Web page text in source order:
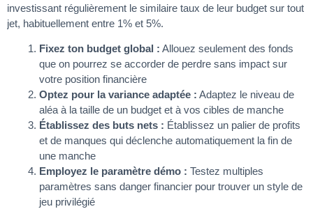
investissant régulièrement le similaire taux de leur budget sur tout
jet, habituellement entre 1% et 5%.
Fixez ton budget global : Allouez seulement des fonds
que on pourrez se accorder de perdre sans impact sur
votre position financière
Optez pour la variance adaptée : Adaptez le niveau de
aléa à la taille de un budget et à vos cibles de manche
Établissez des buts nets : Établissez un palier de profits
et de manques qui déclenche automatiquement la fin de
une manche
Employez le paramètre démo : Testez multiples
paramètres sans danger financier pour trouver un style de
jeu privilégié